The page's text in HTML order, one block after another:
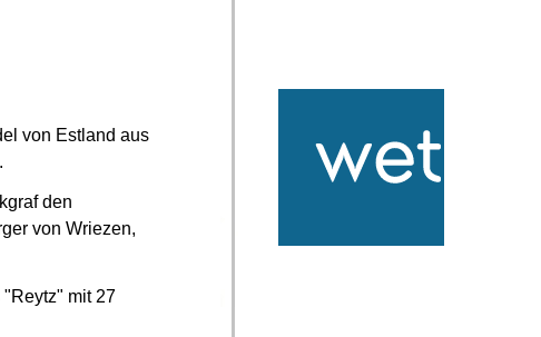
von Estland aus
den
von Wriezen,
mit 27